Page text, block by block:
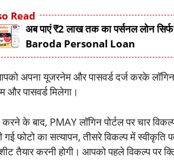
Read
अब पाएं ₹2 लाख तक का पर्सनल लोन
Baroda Personal Loan
अपना यूजरनेम और पासवर्ड दर्ज करके
और पासवर्ड मिलेगा।
करने के बाद, PMAY लॉगिन पोर्टल पर चार
ली गई फोटो का सत्यापन, तीसरे विकल्प में
तैयार करनी होगी। आपको पहले विकल्प